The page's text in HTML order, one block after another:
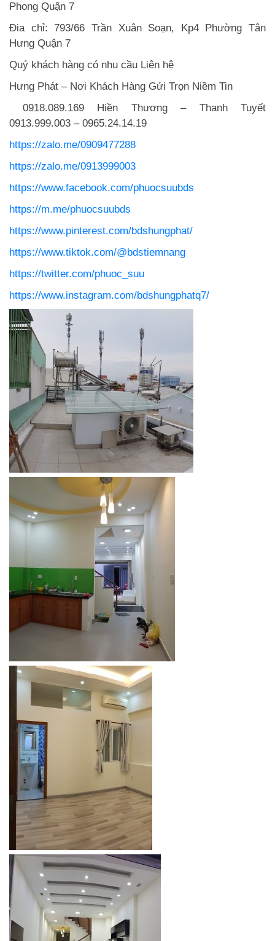
Phong Quận 7
Đia chỉ: 793/66 Trần Xuân Soạn, Kp4 Phường Tân
Hưng Quận 7
Quý khách hàng có nhu cầu Liên hệ
Hưng Phát – Nơi Khách Hàng Gửi Trọn Niềm Tin
0918.089.169 Hiền Thương – Thanh Tuyết
0913.999.003 – 0965.24.14.19
https://zalo.me/0909477288
https://zalo.me/0913999003
https://www.facebook.com/phuocsuubds
https://m.me/phuocsuubds
https://www.pinterest.com/bdshungphat/
https://www.tiktok.com/@bdstiemnang
https://twitter.com/phuoc_suu
https://www.instagram.com/bdshungphatq7/